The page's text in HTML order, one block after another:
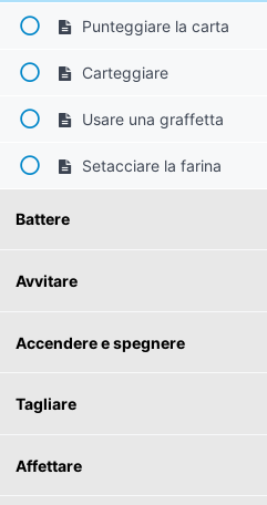
Punteggiare la carta
Carteggiare
Usare una graffetta
Setacciare la farina
Battere
Avvitare
Accendere e spegnere
Tagliare
Affettare